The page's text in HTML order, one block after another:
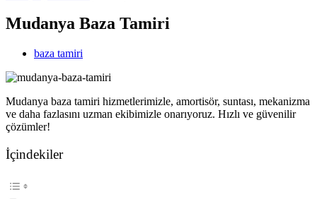
Mudanya Baza Tamiri
baza tamiri
Mudanya baza tamiri hizmetlerimizle, amortisör, suntası, mekanizma
ve daha fazlasını uzman ekibimizle onarıyoruz. Hızlı ve güvenilir
çözümler!
İçindekiler